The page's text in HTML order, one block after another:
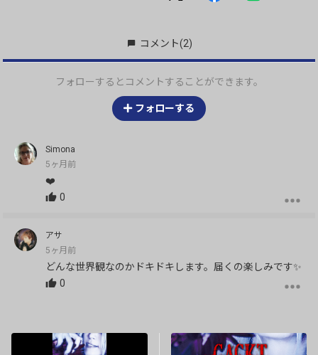
コメント(2)
フォローするとコメントすることができます。
フォローする
Simona
5ヶ月前
❤️
0
アサ
5ヶ月前
どんな世界観なのかドキドキします。届くの楽しみです✨
0